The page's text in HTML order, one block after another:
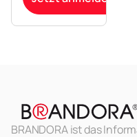
BRANDORA ist das